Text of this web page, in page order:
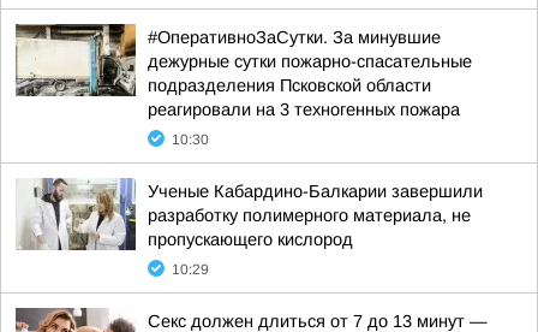
#ОперативноЗаСутки. За минувшие
дежурные сутки пожарно-спасательные
подразделения Псковской области
реагировали на 3 техногенных пожара
10:30
Ученые Кабардино-Балкарии завершили
разработку полимерного материала, не
пропускающего кислород
10:29
Секс должен длиться от 7 до 13 минут —